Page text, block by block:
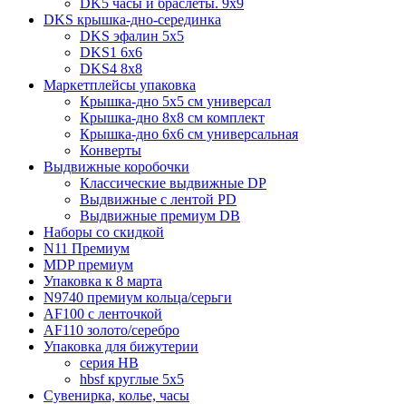
DK5 часы и браслеты. 9x9
DKS крышка-дно-серединка
DKS эфалин 5x5
DKS1 6x6
DKS4 8x8
Маркетплейсы упаковка
Крышка-дно 5x5 см универсал
Крышка-дно 8x8 см комплект
Крышка-дно 6x6 см универсальная
Конверты
Выдвижные коробочки
Классические выдвижные DP
Выдвижные с лентой PD
Выдвижные премиум DB
Наборы со скидкой
N11 Премиум
MDP премиум
Упаковка к 8 марта
N9740 премиум кольца/серьги
AF100 с ленточкой
AF110 золото/серебро
Упаковка для бижутерии
серия HB
hbsf круглые 5x5
Сувенирка, колье, часы